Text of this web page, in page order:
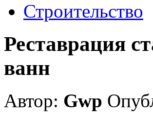
Строительство
Реставрация
ванн
Автор: Gwp